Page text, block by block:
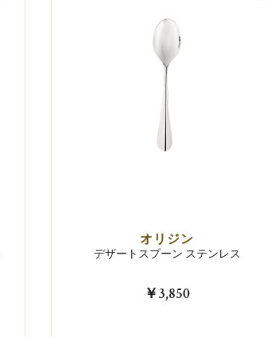
オリジン
デザートスプーン ステンレス
￥3,850